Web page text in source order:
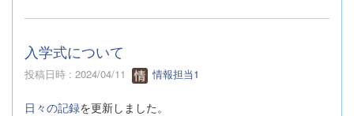
入学式について
投稿日時 : 2024/04/11 情報担当1
日々の記録を更新しました。